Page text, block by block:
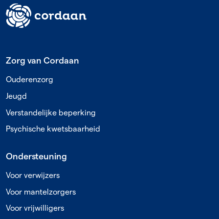
Footer
Zorg van Cordaan
Ouderenzorg
Jeugd
Verstandelijke beperking
Psychische kwetsbaarheid
Ondersteuning
Voor verwijzers
Voor mantelzorgers
Voor vrijwilligers